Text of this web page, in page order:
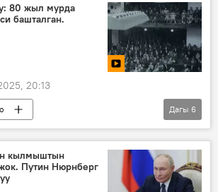
80 жыл мурда
башталган.
20:13
Нюрнберг
Дагы 6
кылмыштын
Путин Нюрнберг